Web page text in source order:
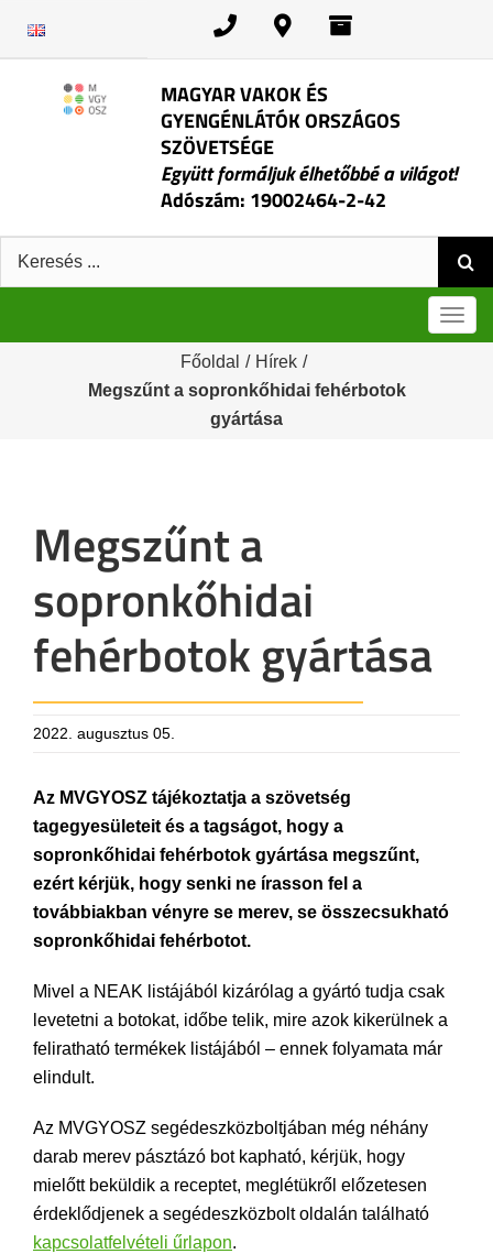
MAGYAR VAKOK ÉS
GYENGÉNLÁTÓK ORSZÁGOS
SZÖVETSÉGE
Együtt formáljuk élhetőbbé a világot!
Adószám: 19002464-2-42
Keresés:
Főoldal / Hírek /
Megszűnt a sopronkőhidai fehérbotok
gyártása
Megszűnt a
sopronkőhidai
fehérbotok gyártása
2022. augusztus 05.
Az MVGYOSZ tájékoztatja a szövetség
tagegyesületeit és a tagságot, hogy a
sopronkőhidai fehérbotok gyártása megszűnt,
ezért kérjük, hogy senki ne írasson fel a
továbbiakban vényre se merev, se összecsukható
sopronkőhidai fehérbotot.
Mivel a NEAK listájából kizárólag a gyártó tudja csak
levetetni a botokat, időbe telik, mire azok kikerülnek a
feliratható termékek listájából – ennek folyamata már
elindult.
Az MVGYOSZ segédeszközboltjában még néhány
darab merev pásztázó bot kapható, kérjük, hogy
mielőtt beküldik a receptet, meglétükről előzetesen
érdeklődjenek a segédeszközbolt oldalán található
kapcsolatfelvételi űrlapon.